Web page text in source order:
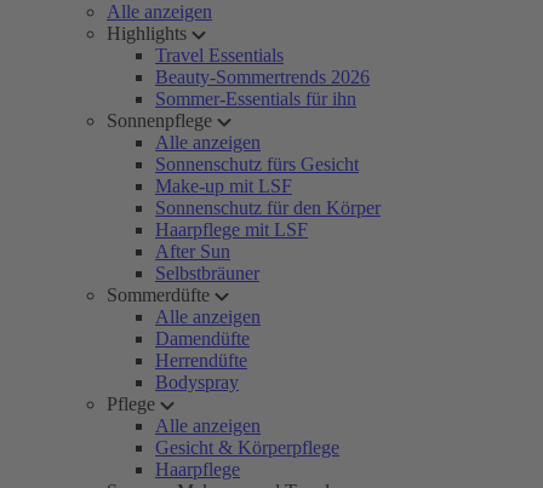
Alle anzeigen
Highlights
Travel Essentials
Beauty-Sommertrends 2026
Sommer-Essentials für ihn
Sonnenpflege
Alle anzeigen
Sonnenschutz fürs Gesicht
Make-up mit LSF
Sonnenschutz für den Körper
Haarpflege mit LSF
After Sun
Selbstbräuner
Sommerdüfte
Alle anzeigen
Damendüfte
Herrendüfte
Bodyspray
Pflege
Alle anzeigen
Gesicht & Körperpflege
Haarpflege